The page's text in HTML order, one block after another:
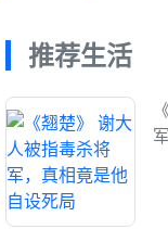
推荐生活